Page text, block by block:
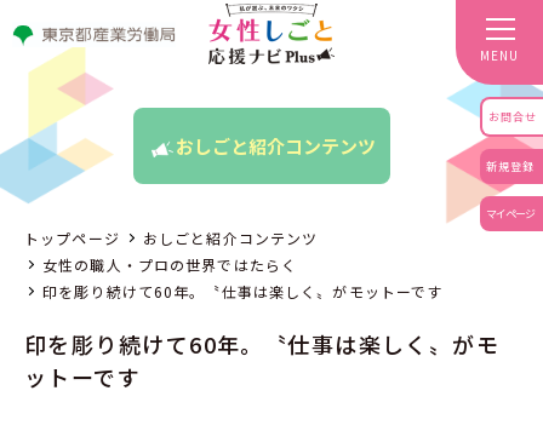
新規登録
マイページ
お問合せ
MENU
おしごと紹介コンテンツ
トップページ
おしごと紹介コンテンツ
女性の職人・プロの世界ではたらく
印を彫り続けて60年。〝仕事は楽しく〟がモットーです
印を彫り続けて60年。〝仕事は楽しく〟がモ
ットーです